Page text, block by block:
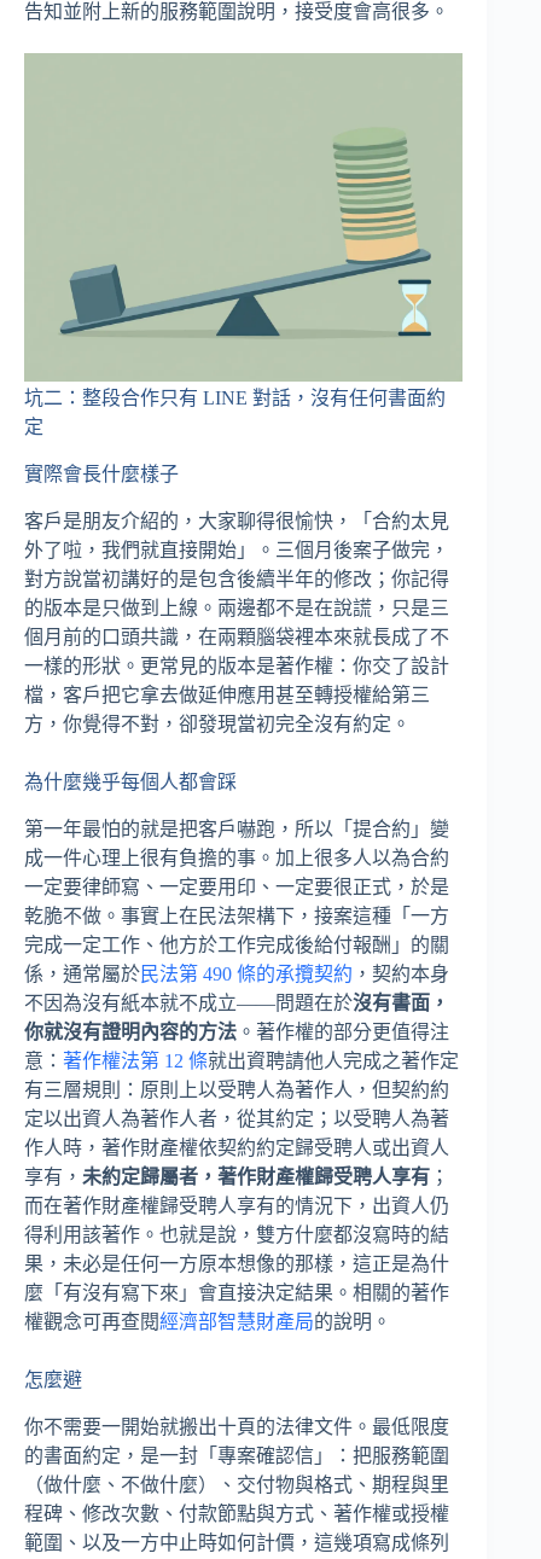
告知並附上新的服務範圍說明，接受度會高很多。
坑二：整段合作只有 LINE 對話，沒有任何書面約
定
實際會長什麼樣子
客戶是朋友介紹的，大家聊得很愉快，「合約太見
外了啦，我們就直接開始」。三個月後案子做完，
對方說當初講好的是包含後續半年的修改；你記得
的版本是只做到上線。兩邊都不是在說謊，只是三
個月前的口頭共識，在兩顆腦袋裡本來就長成了不
一樣的形狀。更常見的版本是著作權：你交了設計
檔，客戶把它拿去做延伸應用甚至轉授權給第三
方，你覺得不對，卻發現當初完全沒有約定。
為什麼幾乎每個人都會踩
第一年最怕的就是把客戶嚇跑，所以「提合約」變
成一件心理上很有負擔的事。加上很多人以為合約
一定要律師寫、一定要用印、一定要很正式，於是
乾脆不做。事實上在民法架構下，接案這種「一方
完成一定工作、他方於工作完成後給付報酬」的關
係，通常屬於民法第 490 條的承攬契約 ，契約本身
不因為沒有紙本就不成立——問題在於沒有書面，
你就沒有證明內容的方法 。著作權的部分更值得注
意： 著作權法第 12 條就出資聘請他人完成之著作定
有三層規則：原則上以受聘人為著作人，但契約約
定以出資人為著作人者，從其約定；以受聘人為著
作人時，著作財產權依契約約定歸受聘人或出資人
享有， 未約定歸屬者，著作財產權歸受聘人享有 ；
而在著作財產權歸受聘人享有的情況下，出資人仍
得利用該著作。也就是說，雙方什麼都沒寫時的結
果，未必是任何一方原本想像的那樣，這正是為什
麼「有沒有寫下來」會直接決定結果。相關的著作
權觀念可再查閱經濟部智慧財產局的說明。
怎麼避
你不需要一開始就搬出十頁的法律文件。最低限度
的書面約定，是一封「專案確認信」：把服務範圍
（做什麼、不做什麼）、交付物與格式、期程與里
程碑、修改次數、付款節點與方式、著作權或授權
範圍、以及一方中止時如何計價，這幾項寫成條列